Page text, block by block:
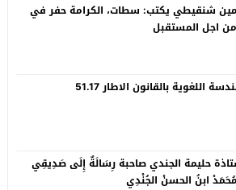
شنقيطي يكتب: سطات، الكرامة حفر في
من اجل المستقبل
اللغوية بالقانون الاطار 51.17
إلى الأستاذة حليمة الجندي صاحبة رِسَالَةٌ إِلَى صَدِيقِي
ابنُ الحسنْ الجُنْدِي